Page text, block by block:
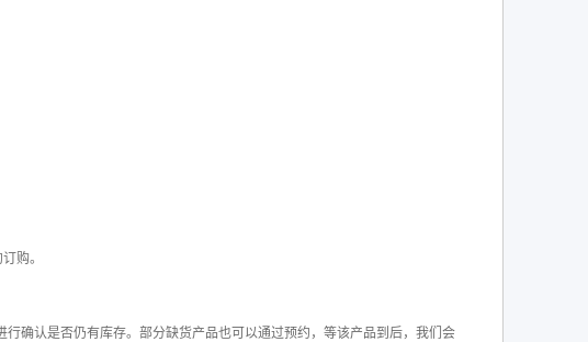
购。
确认是否仍有库存。部分缺货产品也可以通过预约，等该产品到后，我们会